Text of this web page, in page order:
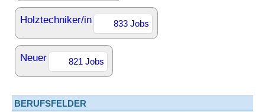
Holztechniker/in 833 Jobs
Neuer 821 Jobs
BERUFSFELDER